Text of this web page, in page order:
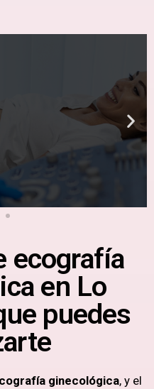
ecografía
en Lo
puedes
ginecológica, y el